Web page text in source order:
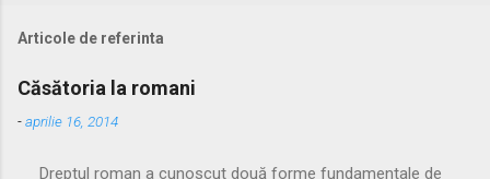
Articole de referinta
Căsătoria la romani
-aprilie 16, 2014
Dreptul roman a cunoscut două forme fundamentale de